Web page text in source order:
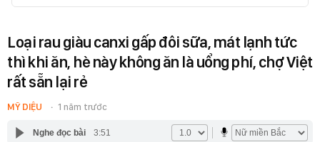
Loại rau giàu canxi gấp đôi sữa, mát lạnh tức
thì khi ăn, hè này không ăn là uổng phí, chợ Việt
rất sẵn lại rẻ
MỸ DIỆU 1 năm trước
Nghe đọc bài 3:51